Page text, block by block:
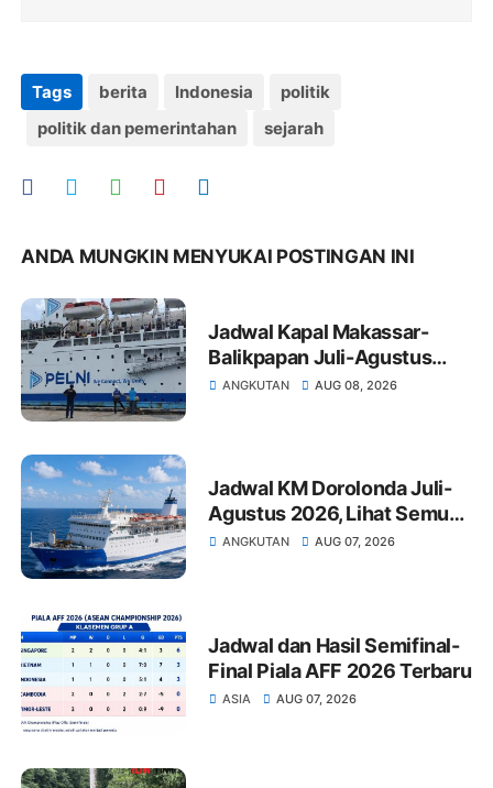
Tags berita Indonesia
politik
politik dan pemerintahan
sejarah
ANDA MUNGKIN MENYUKAI POSTINGAN INI
Jadwal Kapal Makassar-
Balikpapan Juli-Agustus
2026: Tarif dan Jadwal
ANGKUTAN AUG 08, 2026
Jadwal KM Dorolonda Juli-
Agustus 2026, Lihat Semua
Pelabuhan Singgah
ANGKUTAN AUG 07, 2026
Jadwal dan Hasil Semifinal-
Final Piala AFF 2026 Terbaru
ASIA AUG 07, 2026